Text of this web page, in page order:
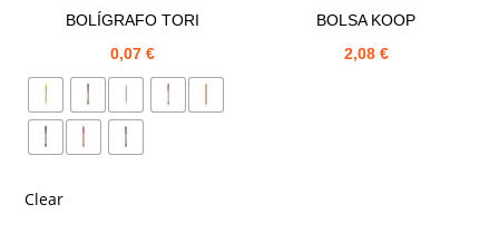
BOLÍGRAFO TORI
0,07€
Clear
BOLSA KOOP
2,08 €